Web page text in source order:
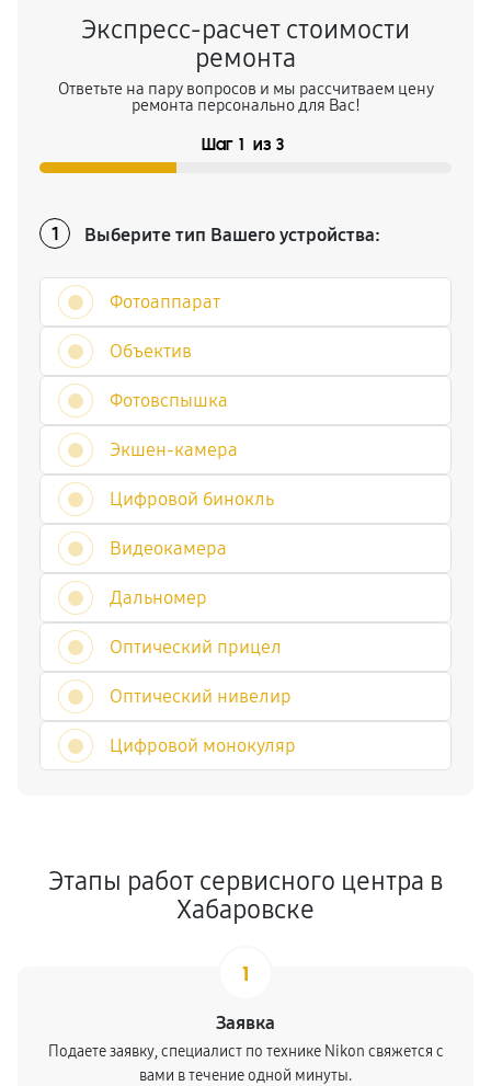
Экспресс-расчет стоимости
ремонта
Ответьте на пару вопросов и мы рассчитваем цену
ремонта персонально для Вас!
Шаг 1 из 3
1 Выберите тип Вашего устройства:
Фотоаппарат
Объектив
Фотовспышка
Экшен-камера
Цифровой бинокль
Видеокамера
Дальномер
Оптический прицел
Оптический нивелир
Цифровой монокуляр
Этапы работ сервисного центра в
Хабаровске
1
Заявка
Подаете заявку, специалист по технике Nikon свяжется с
вами в течение одной минуты.